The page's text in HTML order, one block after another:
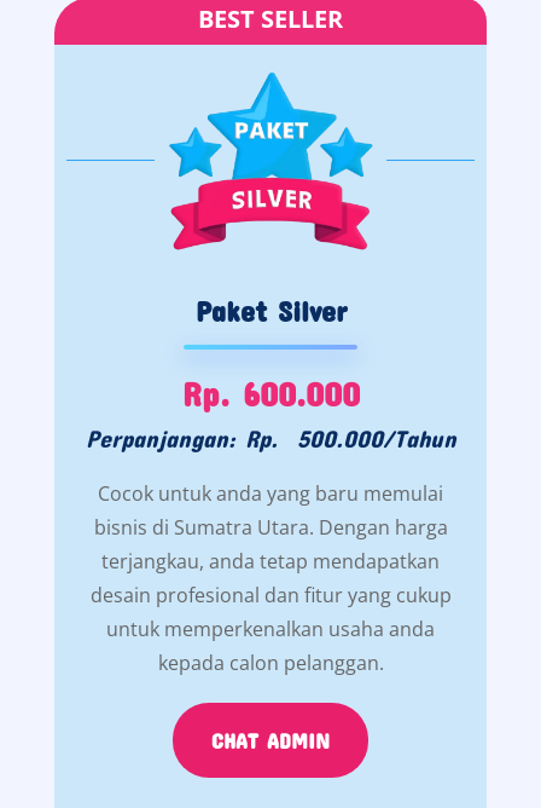
BEST SELLER
Paket Silver
Rp. 600.000
Perpanjangan: Rp. 500.000/Tahun
Cocok untuk anda yang baru memulai
bisnis di Sumatra Utara. Dengan harga
terjangkau, anda tetap mendapatkan
desain profesional dan fitur yang cukup
untuk memperkenalkan usaha anda
kepada calon pelanggan.
CHAT ADMIN